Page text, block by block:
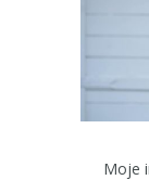
Moje